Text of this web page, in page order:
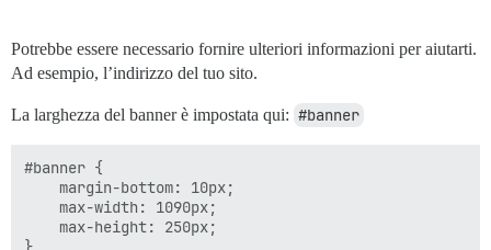
Potrebbe essere necessario fornire ulteriori informazioni per aiutarti.
Ad esempio, l’indirizzo del tuo sito.
La larghezza del banner è impostata qui: #banner
#banner {
    margin-bottom: 10px;
    max-width: 1090px;
    max-height: 250px;